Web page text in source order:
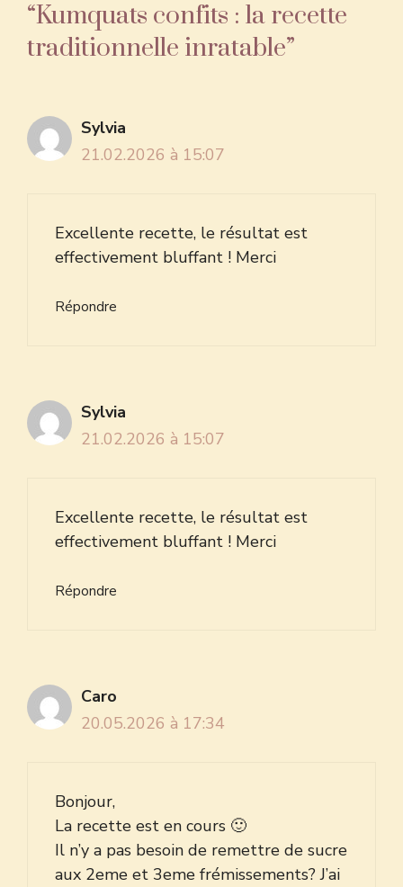
“Kumquats confits : la recette
traditionnelle inratable”
Sylvia
21.02.2026 à 15:07
Excellente recette, le résultat est
effectivement bluffant ! Merci
Répondre
Sylvia
21.02.2026 à 15:07
Excellente recette, le résultat est
effectivement bluffant ! Merci
Répondre
Caro
20.05.2026 à 17:34
Bonjour,
La recette est en cours 🙂
Il n’y a pas besoin de remettre de sucre
aux 2eme et 3eme frémissements? J’ai